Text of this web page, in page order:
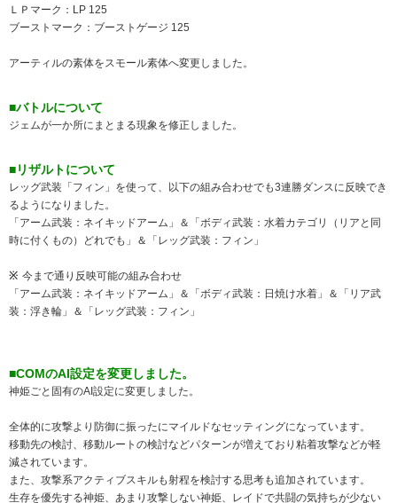
ＬＰマーク：LP 125
ブーストマーク：ブーストゲージ 125
アーティルの素体をスモール素体へ変更しました。
■バトルについて
ジェムが一か所にまとまる現象を修正しました。
■リザルトについて
レッグ武装「フィン」を使って、以下の組み合わせでも3連勝ダンスに反映でき
るようになりました。
「アーム武装：ネイキッドアーム」＆「ボディ武装：水着カテゴリ（リアと同
時に付くもの）どれでも」＆「レッグ武装：フィン」
今まで通り反映可能の組み合わせ
「アーム武装：ネイキッドアーム」＆「ボディ武装：日焼け水着」＆「リア武
装：浮き輪」＆「レッグ武装：フィン」
■COMのAI設定を変更しました。
神姫ごと固有のAI設定に変更しました。
全体的に攻撃より防御に振ったにマイルドなセッティングになっています。
移動先の検討、移動ルートの検討などパターンが増えており粘着攻撃などが軽
減されています。
また、攻撃系アクティブスキルも射程を検討する思考も追加されています。
生存を優先する神姫、あまり攻撃しない神姫、レイドで共闘の気持ちが少ない